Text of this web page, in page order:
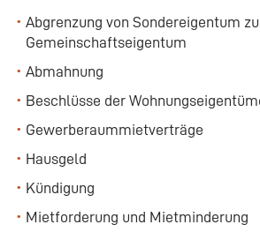
Abgrenzung von Sondereigentum zu
Gemeinschaftseigentum
Abmahnung
Beschlüsse der
Gewerberaummietverträge
Hausgeld
Kündigung
Mietforderung und Mietminderung